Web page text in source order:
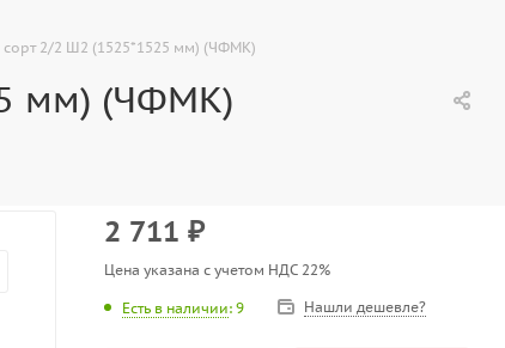
2/2 Ш2 (1525*1525 мм) (ЧФМК)
мм) (ЧФМК)
2 711 ₽
Цена указана с учетом НДС 22%
Есть в наличии: 9 Нашли дешевле?